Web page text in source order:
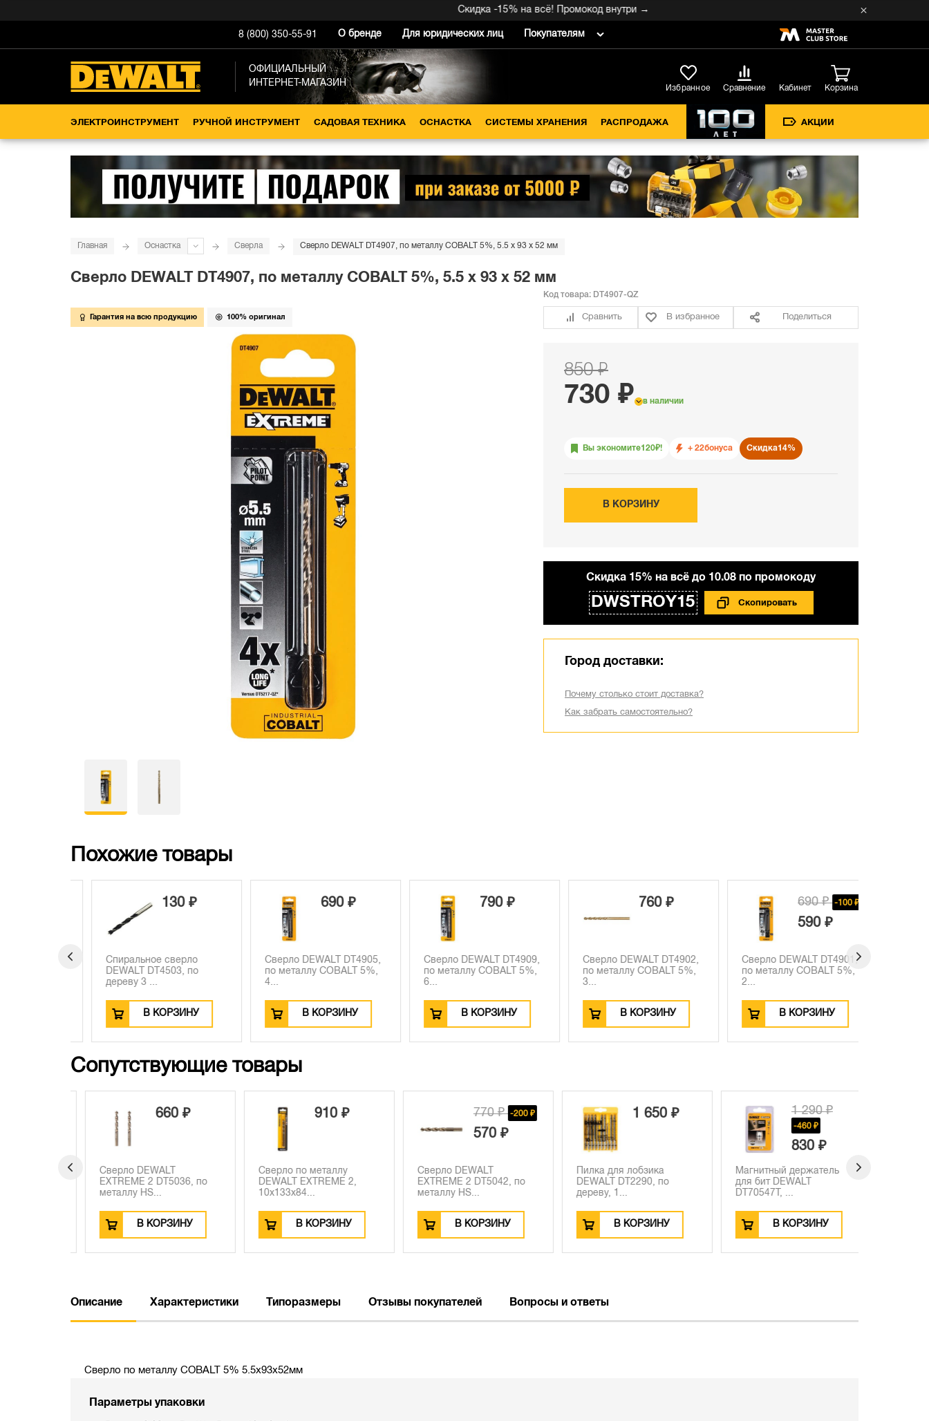
Скидка -15% на всё! Промокод внутри →
8 (800) 350-55-91 О бренде Для юридических лиц Покупателям
ОФИЦИАЛЬНЫЙ
ИНТЕРНЕТ-МАГАЗИН
Избранное Сравнение Кабинет Корзина
ЭЛЕКТРОИНСТРУМЕНТ РУЧНОЙ ИНСТРУМЕНТ САДОВАЯ ТЕХНИКА ОСНАСТКА СИСТЕМЫ ХРАНЕНИЯ РАСПРОДАЖА АКЦИИ
Главная Оснастка Сверла Сверло DEWALT DT4907, по металлу COBALT 5%, 5.5 x 93 x 52 мм
Сверло DEWALT DT4907, по металлу COBALT 5%, 5.5 x 93 x 52 мм
Гарантия на всю продукцию 100% оригинал
Код товара: DT4907-QZ
Сравнить В избранное Поделиться
850 ₽
730 ₽ в наличии
Вы экономите120₽! + 22бонуса Скидка14%
В КОРЗИНУ
Cкидка 15% на всё до 10.08 по промокоду
DWSTROY15
Город доставки:
Почему столько стоит доставка?
Как забрать самостоятельно?
Похожие товары
130 ₽
Спиральное сверло
DEWALT DT4503, по
дереву 3 ...
В КОРЗИНУ
690 ₽
Сверло DEWALT DT4905,
по металлу COBALT 5%,
В КОРЗИНУ
790 ₽
Сверло DEWALT DT4909,
по металлу COBALT 5%,
В КОРЗИНУ
760 ₽
Сверло DEWALT DT4902,
по металлу COBALT 5%,
В КОРЗИНУ
690 ₽ -100 ₽
590 ₽
Сверло DEWALT DT4901,
по металлу COBALT 5%,
В КОРЗИНУ
Сопутствующие товары
660 ₽
Сверло DEWALT
EXTREME 2 DT5036, по
металлу HS...
В КОРЗИНУ
910 ₽
Сверло по металлу
DEWALT EXTREME 2,
10x133x84...
В КОРЗИНУ
770 ₽ -200 ₽
570 ₽
Сверло DEWALT
EXTREME 2 DT5042, по
металлу HS...
В КОРЗИНУ
1 650 ₽
Пилка для лобзика
DEWALT DT2290, по
дереву, 1...
В КОРЗИНУ
1 290 ₽
-460 ₽
830 ₽
Магнитный держатель
для бит DEWALT
DT70547T, ...
В КОРЗИНУ
Описание Характеристики Типоразмеры Отзывы покупателей Вопросы и ответы
Сверло по металлу COBALT 5% 5.5х93х52мм
Параметры упаковки